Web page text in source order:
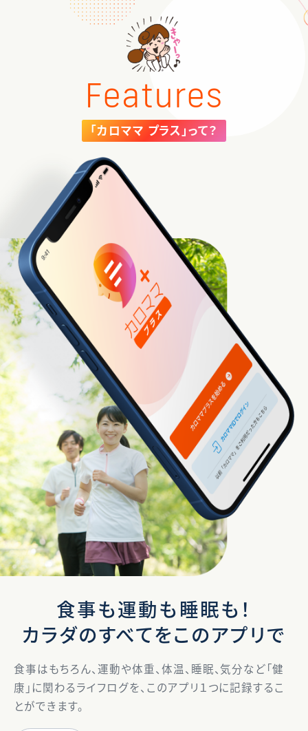
Features
「カロママ プラス」って？
食事も運動も睡眠も！
カラダのすべてをこのアプリで
食事はもちろん、運動や体重、体温、睡眠、気分など「健
康」に関わるライフログを、このアプリ１つに記録するこ
とができます。